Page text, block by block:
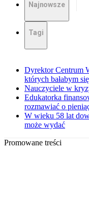
Najnowsze
Tagi
Dyrektor Centrum
których bałabym
Nauczyciele w
Edukatorka
rozmawiać o
W wieku 58 lat
może wydać
Promowane treści